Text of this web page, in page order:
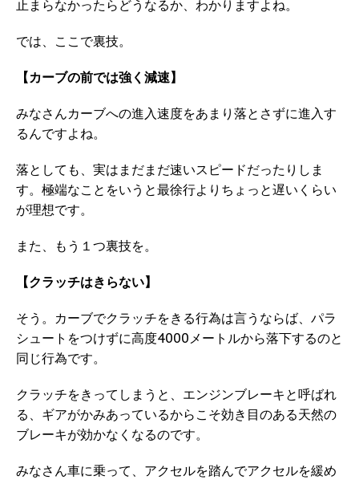
止まらなかったらどうなるか、わかりますよね。
では、ここで裏技。
【カーブの前では強く減速】
みなさんカーブへの進入速度をあまり落とさずに進入す
るんですよね。
落としても、実はまだまだ速いスピードだったりしま
す。極端なことをいうと最徐行よりちょっと遅いくらい
が理想です。
また、もう１つ裏技を。
【クラッチはきらない】
そう。カーブでクラッチをきる行為は言うならば、パラ
シュートをつけずに高度4000メートルから落下するのと
同じ行為です。
クラッチをきってしまうと、エンジンブレーキと呼ばれ
る、ギアがかみあっているからこそ効き目のある天然の
ブレーキが効かなくなるのです。
みなさん車に乗って、アクセルを踏んでアクセルを緩め